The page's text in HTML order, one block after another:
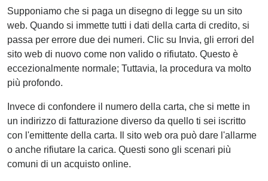
Supponiamo che si paga un disegno di legge su un sito
web. Quando si immette tutti i dati della carta di credito, si
passa per errore due dei numeri. Clic su Invia, gli errori del
sito web di nuovo come non valido o rifiutato. Questo è
eccezionalmente normale; Tuttavia, la procedura va molto
più profondo.
Invece di confondere il numero della carta, che si mette in
un indirizzo di fatturazione diverso da quello ti sei iscritto
con l'emittente della carta. Il sito web ora può dare l'allarme
o anche rifiutare la carica. Questi sono gli scenari più
comuni di un acquisto online.